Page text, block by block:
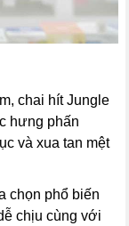
chai hít Jungle
hưng phấn
và xua tan mệt
chọn phổ biến
chịu cùng với